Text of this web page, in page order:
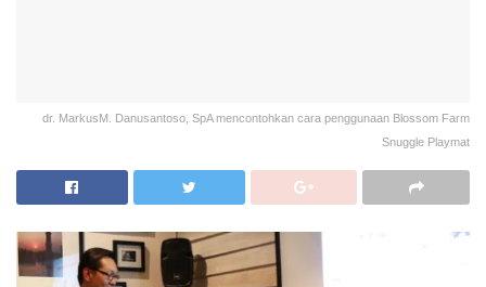
dr. MarkusM. Danusantoso, SpA mencontohkan cara penggunaan Blossom Farm
Snuggle Playmat